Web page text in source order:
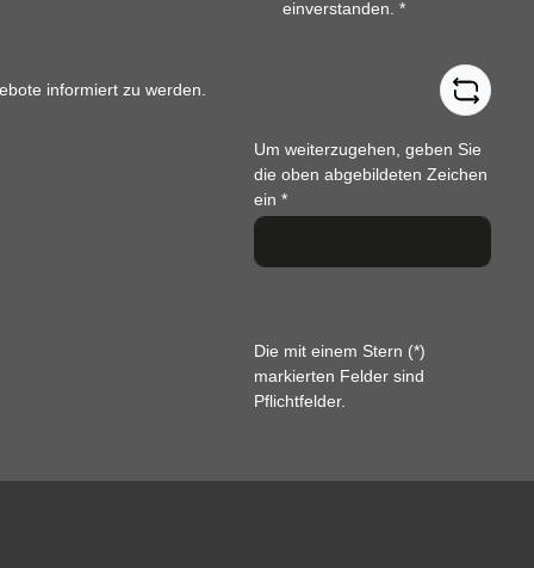
informiert zu werden.
einverstanden.*
Um weiterzugehen, geben Sie
die oben abgebildeten Zeichen
ein*
Die mit einem Stern (*)
markierten Felder sind
Pflichtfelder.